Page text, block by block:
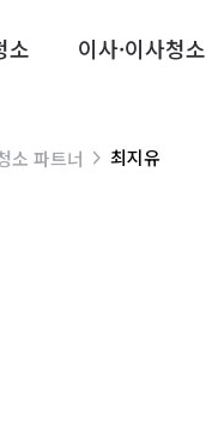
소 이사·이사청소
소 파트너 최지유